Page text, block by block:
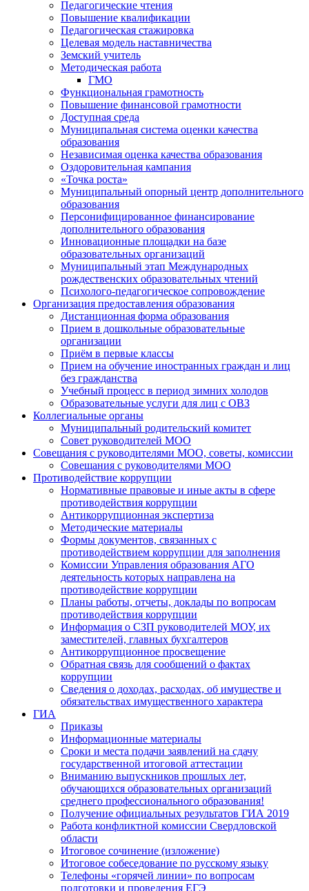
Педагогические чтения
Повышение квалификации
Педагогическая стажировка
Целевая модель наставничества
Земский учитель
Методическая работа
ГМО
Функциональная грамотность
Повышение финансовой грамотности
Доступная среда
Муниципальная система оценки качества
образования
Независимая оценка качества образования
Оздоровительная кампания
«Точка роста»
Муниципальный опорный центр дополнительного
образования
Персонифицированное финансирование
дополнительного образования
Инновационные площадки на базе
образовательных организаций
Муниципальный этап Международных
рождественских образовательных чтений
Психолого-педагогическое сопровождение
Организация предоставления образования
Дистанционная форма образования
Прием в дошкольные образовательные
организации
Приём в первые классы
Прием на обучение иностранных граждан и лиц
без гражданства
Учебный процесс в период зимних холодов
Образовательные услуги для лиц с ОВЗ
Коллегиальные органы
Муниципальный родительский комитет
Совет руководителей МОО
Совещания с руководителями МОО, советы, комиссии
Совещания с руководителями МОО
Противодействие коррупции
Нормативные правовые и иные акты в сфере
противодействия коррупции
Антикоррупционная экспертиза
Методические материалы
Формы документов, связанных с
противодействием коррупции для заполнения
Комиссии Управления образования АГО
деятельность которых направлена на
противодействие коррупции
Планы работы, отчеты, доклады по вопросам
противодействия коррупции
Информация о СЗП руководителей МОУ, их
заместителей, главных бухгалтеров
Антикоррупционное просвещение
Обратная связь для сообщений о фактах
коррупции
Сведения о доходах, расходах, об имуществе и
обязательствах имущественного характера
ГИА
Приказы
Информационные материалы
Сроки и места подачи заявлений на сдачу
государственной итоговой аттестации
Вниманию выпускников прошлых лет,
обучающихся образовательных организаций
среднего профессионального образования!
Получение официальных результатов ГИА 2019
Работа конфликтной комиссии Свердловской
области
Итоговое сочинение (изложение)
Итоговое собеседование по русскому языку
Телефоны «горячей линии» по вопросам
подготовки и проведения ЕГЭ